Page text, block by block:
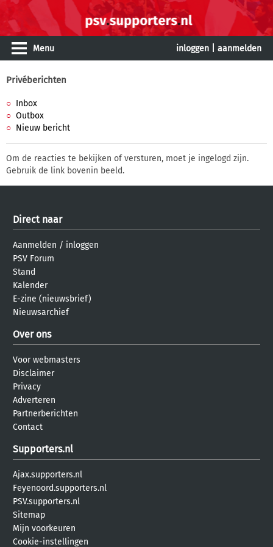
Menu inloggen aanmelden
Privéberichten
Inbox
Outbox
Nieuw bericht
Om de reacties te bekijken of versturen, moet je ingelogd zijn.
Gebruik de link bovenin beeld.
Direct naar
Aanmelden / inloggen
PSV Forum
Stand
Kalender
E-zine (nieuwsbrief)
Nieuwsarchief
Over ons
Voor webmasters
Disclaimer
Privacy
Adverteren
Partnerberichten
Contact
Supporters.nl
Ajax.supporters.nl
Feyenoord.supporters.nl
PSV.supporters.nl
Sitemap
Mijn voorkeuren
Cookie-instellingen